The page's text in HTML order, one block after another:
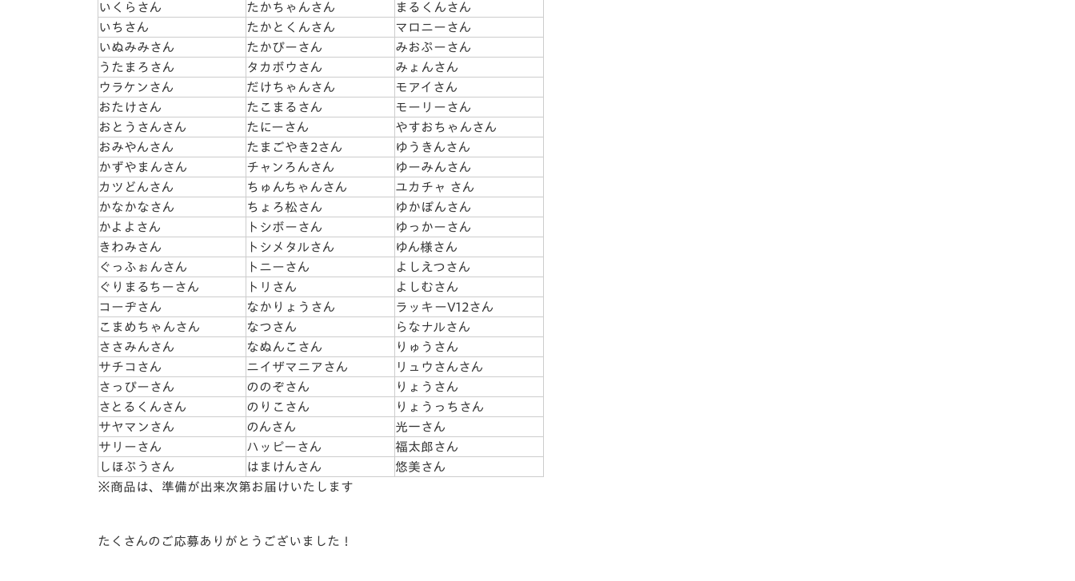
いくらさん
たかちゃんさん
まるくんさん
いちさん
たかとくんさん
マロニーさん
いぬみみさん
たかぴーさん
みおぷーさん
うたまろさん
タカボウさん
みょんさん
ウラケンさん
だけちゃんさん
モアイさん
おたけさん
たこまるさん
モーリーさん
おとうさんさん
たにーさん
やすおちゃんさん
おみやんさん
たまごやき2さん
ゆうきんさん
かずやまんさん
チャンろんさん
ゆーみんさん
カツどんさん
ちゅんちゃんさん
ユカチャ さん
かなかなさん
ちょろ松さん
ゆかぽんさん
かよよさん
トシボーさん
ゆっかーさん
きわみさん
トシメタルさん
ゆん様さん
ぐっふぉんさん
トニーさん
よしえつさん
ぐりまるちーさん
トリさん
よしむさん
コーヂさん
なかりょうさん
ラッキーV12さん
こまめちゃんさん
なつさん
らなナルさん
ささみんさん
なぬんこさん
りゅうさん
サチコさん
ニイザマニアさん
リュウさんさん
さっぴーさん
ののぞさん
りょうさん
さとるくんさん
のりこさん
りょうっちさん
サヤマンさん
のんさん
光一さん
サリーさん
ハッピーさん
福太郎さん
しほぷうさん
はまけんさん
悠美さん
※商品は、準備が出来次第お届けいたします
たくさんのご応募ありがとうございました！